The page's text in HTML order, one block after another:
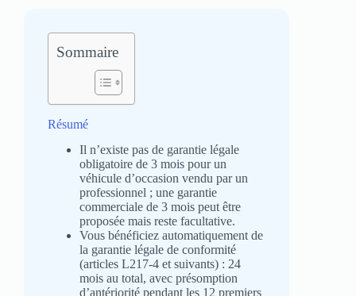
Sommaire
Résumé
Il n’existe pas de garantie légale
obligatoire de 3 mois pour un
véhicule d’occasion vendu par un
professionnel ; une garantie
commerciale de 3 mois peut être
proposée mais reste facultative.
Vous bénéficiez automatiquement de
la garantie légale de conformité
(articles L217‑4 et suivants) : 24
mois au total, avec présomption
d’antériorité pendant les 12 premiers